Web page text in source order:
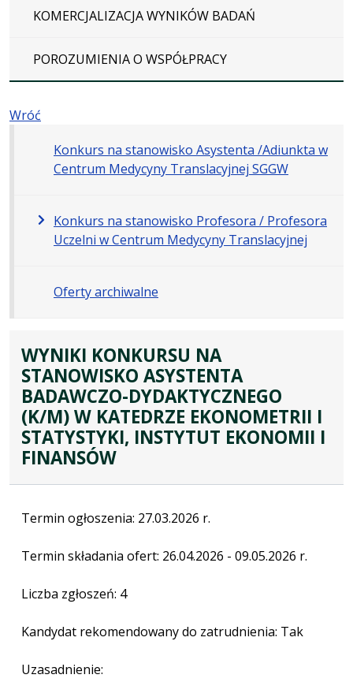
KOMERCJALIZACJA WYNIKÓW BADAŃ
POROZUMIENIA O WSPÓŁPRACY
Wróć
Konkurs na stanowisko Asystenta /Adiunkta w
Centrum Medycyny Translacyjnej SGGW
Konkurs na stanowisko Profesora / Profesora
Uczelni w Centrum Medycyny Translacyjnej
Oferty archiwalne
WYNIKI KONKURSU NA
STANOWISKO ASYSTENTA
BADAWCZO-DYDAKTYCZNEGO
(K/M) W KATEDRZE EKONOMETRII I
STATYSTYKI, INSTYTUT EKONOMII I
FINANSÓW
Termin ogłoszenia: 27.03.2026 r.
Termin składania ofert: 26.04.2026 - 09.05.2026 r.
Liczba zgłoszeń: 4
Kandydat rekomendowany do zatrudnienia: Tak
Uzasadnienie: